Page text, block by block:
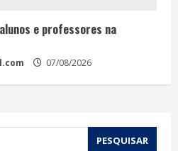
e professores na
07/08/2026